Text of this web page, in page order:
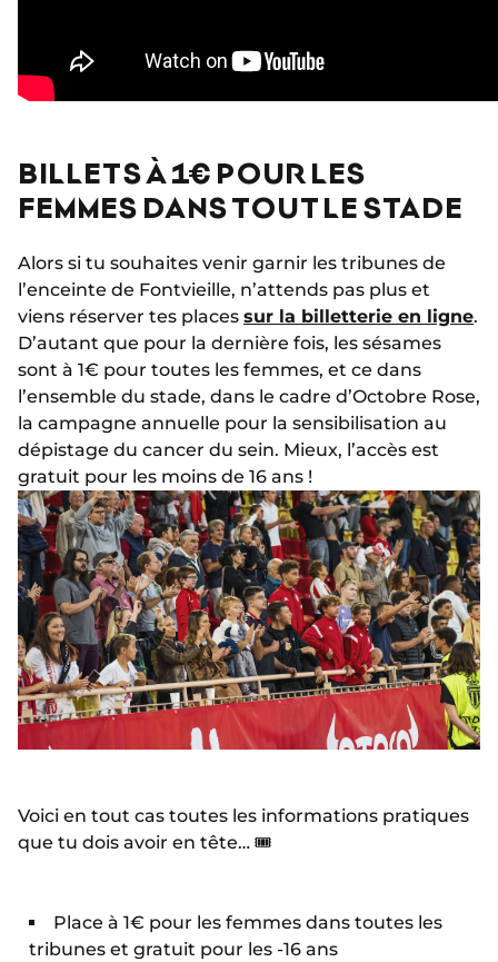
BILLETS À 1€ POUR LES
FEMMES DANS TOUT LE STADE
Alors si tu souhaites venir garnir les tribunes de
l’enceinte de Fontvieille, n’attends pas plus et
viens réserver tes places sur la billetterie en ligne.
D’autant que pour la dernière fois, les sésames
sont à 1€ pour toutes les femmes, et ce dans
l’ensemble du stade, dans le cadre d’Octobre Rose,
la campagne annuelle pour la sensibilisation au
dépistage du cancer du sein. Mieux, l’accès est
gratuit pour les moins de 16 ans !
Voici en tout cas toutes les informations pratiques
que tu dois avoir en tête… 🎟
Place à 1€ pour les femmes dans toutes les
tribunes et gratuit pour les -16 ans